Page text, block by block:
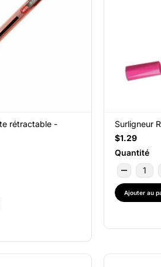
rétractable -
Surligneur
$1.29
Quantité
Ajouter au